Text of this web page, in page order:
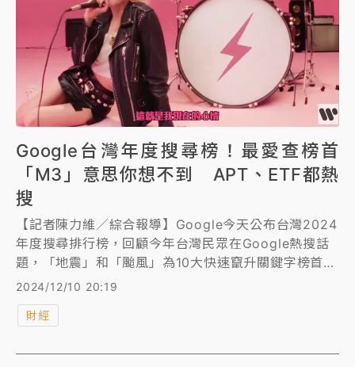
Google台灣年度搜尋榜！最愛查榜首
「M3」意思你想不到 APT、ETF都熱
搜
【記者陳力維／綜合報導】Google今天公布台灣2024
年度搜尋排行榜，回顧今年台灣民眾在Google熱搜話
題，「地震」和「颱風」為10大快速竄升關鍵字榜首和
第2名；民眾看到不懂字詞上網搜尋答案，年度「意
己的意思。
2024/12/10 20:19
財經